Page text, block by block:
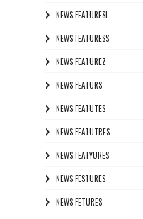
NEWS FEATURESL
NEWS FEATURESS
NEWS FEATUREZ
NEWS FEATURS
NEWS FEATUTES
NEWS FEATUTRES
NEWS FEATYURES
NEWS FESTURES
NEWS FETURES